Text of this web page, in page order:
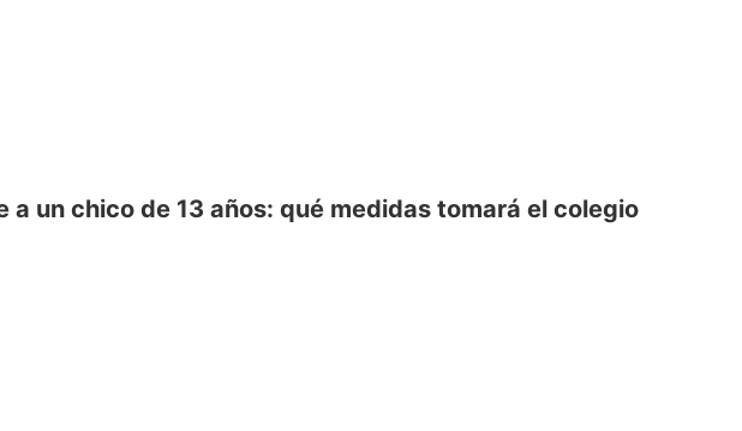
a un chico de 13 años: qué medidas tomará el colegio